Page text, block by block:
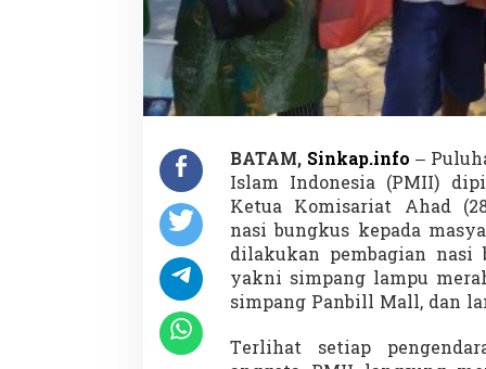
a
g
N
a
B
u
n
g
s
BATAM, Sinkap.info –
Islam Indonesia (PMII)
Ketua Komisariat Ahad
nasi bungkus kepada
dilakukan pembagian
yakni simpang lampu
simpang Panbill Mall, dan
Terlihat setiap